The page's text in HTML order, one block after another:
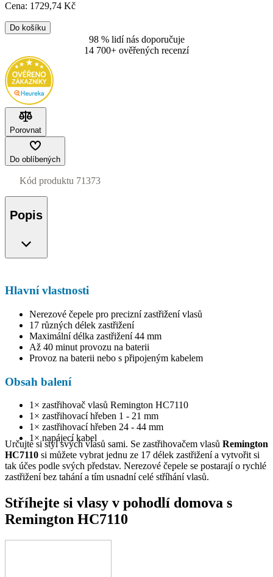
Cena: 1729,74 Kč
Do košíku
98 % lidí nás doporučuje
14 700+ ověřených recenzí
Porovnat
Do oblíbených
Kód produktu 71373
Popis
Hlavní vlastnosti
Nerezové čepele pro precizní zastřižení vlasů
17 různých délek zastřižení
Maximální délka zastřižení 44 mm
Až 40 minut provozu na baterii
Provoz na baterii nebo s připojeným kabelem
Obsah balení
1× zastřihovač vlasů Remington HC7110
1× zastřihovací hřeben 1 - 21 mm
1× zastřihovací hřeben 24 - 44 mm
1× napájecí kabel
Určujte si styl svých vlasů sami. Se zastřihovačem vlasů Remington
HC7110 si můžete vybrat jednu ze 17 délek zastřižení a vytvořit si
tak účes podle svých představ. Nerezové čepele se postarají o rychlé
zastřižení bez tahání a tím usnadní celé stříhání vlasů.
Stříhejte si vlasy v pohodlí domova s
Remington HC7110